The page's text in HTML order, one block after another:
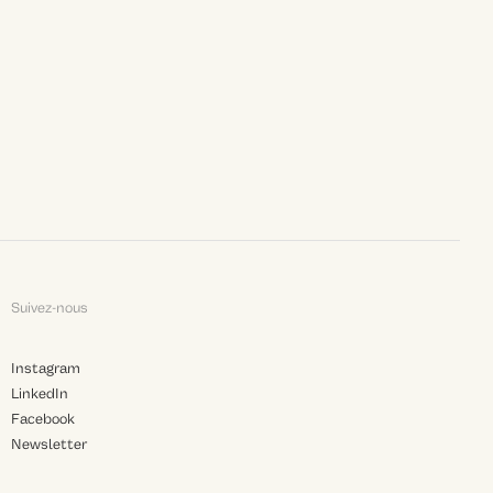
Suivez-nous
Instagram
LinkedIn
Facebook
Newsletter